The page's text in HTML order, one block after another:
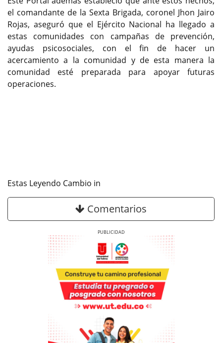
el comandante de la Sexta Brigada, coronel Jhon Jairo
Rojas, aseguró que el Ejército Nacional ha llegado a
estas comunidades con campañas de prevención,
ayudas psicosociales, con el fin de hacer un
acercamiento a la comunidad y de esta manera la
comunidad esté preparada para apoyar futuras
operaciones.
Estas Leyendo Cambio in
Comentarios